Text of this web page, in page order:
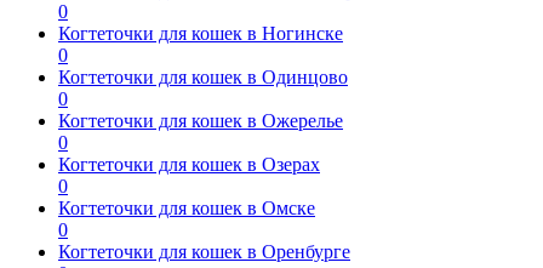
0
Когтеточки для кошек в Ногинске
0
Когтеточки для кошек в Одинцово
0
Когтеточки для кошек в Ожерелье
0
Когтеточки для кошек в Озерах
0
Когтеточки для кошек в Омске
0
Когтеточки для кошек в Оренбурге